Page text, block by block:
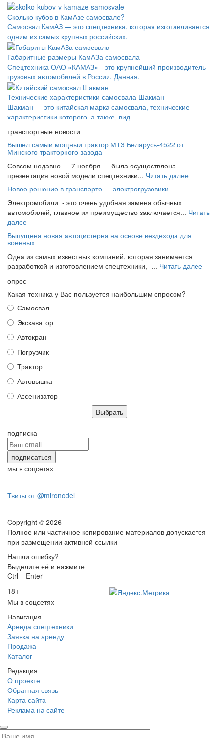
Сколько кубов в КамАзе самосвале?
Самосвал КамАЗ — это спецтехника, которая изготавливается
одним из самых крупных российских.
Габаритные размеры КамАЗа самосвала
Спецтехника ОАО «КАМАЗ» - это крупнейший производитель
грузовых автомобилей в России. Данная.
Технические характеристики самосвала Шакман
Шакман — это китайская марка самосвала, технические
характеристики которого, а также, вид.
транспортные новости
Вышел самый мощный трактор МТ3 Беларусь-4522 от
Минского тракторного завода
Совсем недавно — 7 ноября — была осуществлена
презентация новой модели спецтехники... Читать далее
Новое решение в транспорте — электрогрузовики
Электромобили - это очень удобная замена обычных
автомобилей, главное их преимущество заключается... Читать
далее
Выпущена новая автоцистерна на основе вездехода для
военных
Одна из самых известных компаний, которая занимается
разработкой и изготовлением спецтехники, -... Читать далее
опрос
Какая техника у Вас пользуется наибольшим спросом?
Самосвал
Экскаватор
Автокран
Погрузчик
Трактор
Автовышка
Ассенизатор
подписка
мы в соцсетях
Твиты от @mironodel
Copyright © 2026
Полное или частичное копирование материалов допускается
при размещении активной ссылки
Нашли ошибку?
Выделите её и нажмите
Ctrl + Enter
18+
Мы в соцсетях
Навигация
Аренда спецтехники
Заявка на аренду
Продажа
Каталог
Редакция
О проекте
Обратная связь
Карта сайта
Реклама на сайте